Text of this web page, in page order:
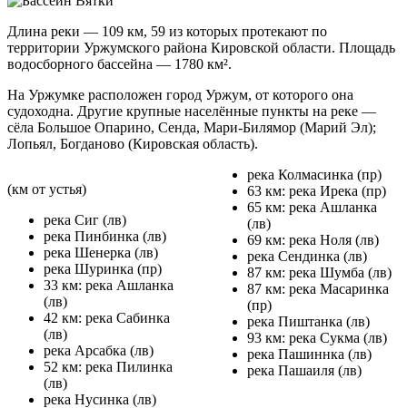
Длина реки — 109 км, 59 из которых протекают по
территории Уржумского района Кировской области. Площадь
водосборного бассейна — 1780 км².
На Уржумке расположен город Уржум, от которого она
судоходна. Другие крупные населённые пункты на реке —
сёла Большое Опарино, Сенда, Мари-Билямор (Марий Эл);
Лопьял, Богданово (Кировская область).
(км от устья)
река Сиг (лв)
река Пинбинка (лв)
река Шенерка (лв)
река Шуринка (пр)
33 км: река Ашланка
(лв)
42 км: река Сабинка
(лв)
река Арсабка (лв)
52 км: река Пилинка
(лв)
река Нусинка (лв)
река Колмасинка (пр)
63 км: река Ирека (пр)
65 км: река Ашланка
(лв)
69 км: река Ноля (лв)
река Сендинка (лв)
87 км: река Шумба (лв)
87 км: река Масаринка
(пр)
река Пиштанка (лв)
93 км: река Сукма (лв)
река Пашиннка (лв)
река Пашаиля (лв)